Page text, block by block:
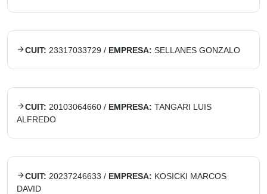
CUIT: 23317033729 / EMPRESA: SELLANES GONZALO
CUIT: 20103064660 / EMPRESA: TANGARI LUIS
ALFREDO
CUIT: 20237246633 / EMPRESA: KOSICKI MARCOS
DAVID